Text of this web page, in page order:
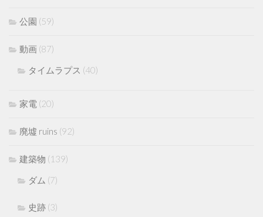
公園 (59)
動画 (87)
タイムラプス (40)
家電 (20)
廃墟 ruins (92)
建築物 (139)
ダム (7)
史跡 (3)